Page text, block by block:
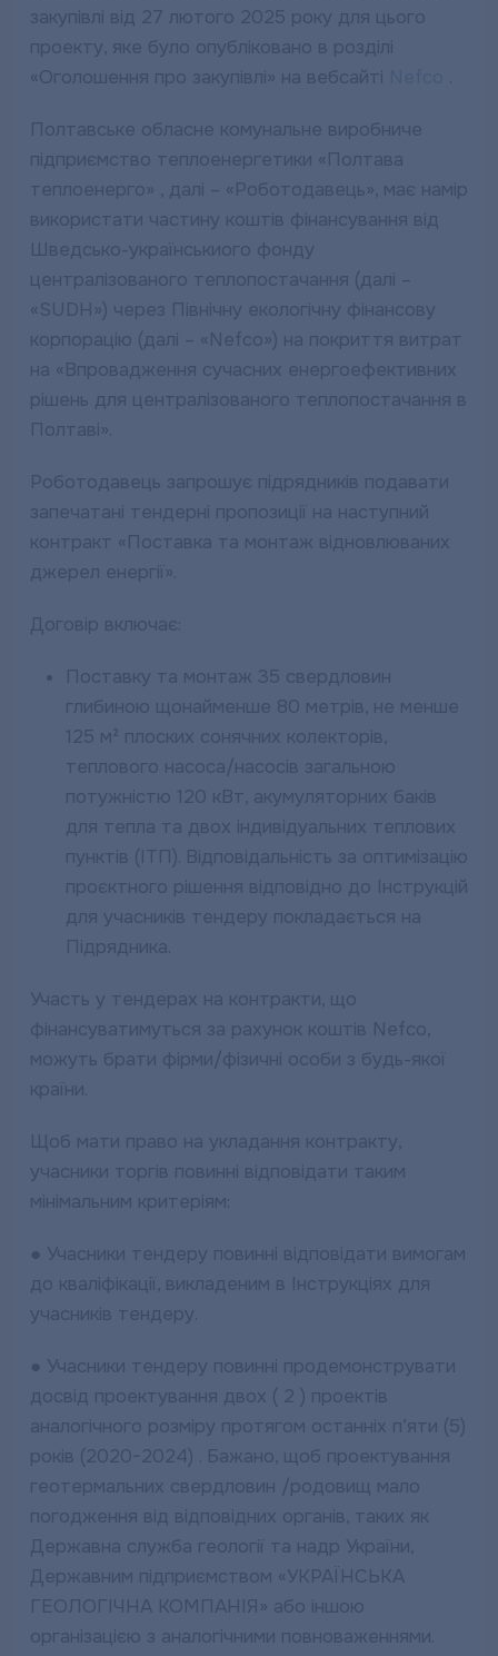
закупівлі від 27 лютого 2025 року для цього
проекту, яке було опубліковано в розділі
«Оголошення про закупівлі» на вебсайті
Полтавське обласне комунальне виробниче
підприємство теплоенергетики «Полтава
теплоенерго» , далі – «Роботодавець», має намір
використати частину коштів фінансування від
Шведсько-українськиого фонду
централізованого теплопостачання (далі –
«SUDH») через Північну екологічну фінансову
корпорацію (далі – «Nefco») на покриття витрат
на «Впровадження сучасних енергоефективних
рішень для централізованого теплопостачання в
Полтаві».
Роботодавець запрошує підрядників подавати
запечатані тендерні пропозиції на наступний
контракт «Поставка та монтаж відновлюваних
джерел енергії».
Договір включає:
Поставку та монтаж 35 свердловин
глибиною щонайменше 80 метрів, не менше
125 м² плоских сонячних колекторів,
теплового насоса/насосів загальною
потужністю 120 кВт, акумуляторних баків
для тепла та двох індивідуальних теплових
пунктів (ІТП). Відповідальність за оптимізацію
проєктного рішення відповідно до Інструкцій
для учасників тендеру покладається на
Підрядника.
Участь у тендерах на контракти, що
фінансуватимуться за рахунок коштів Nefco,
можуть брати фірми/фізичні особи з будь-якої
країни.
Щоб мати право на укладання контракту,
учасники торгів повинні відповідати таким
мінімальним критеріям:
● Учасники тендеру повинні відповідати вимогам
до кваліфікації, викладеним в Інструкціях для
учасників тендеру.
● Учасники тендеру повинні продемонструвати
досвід проектування двох ( 2 ) проектів
аналогічного розміру протягом останніх п’яти (5)
років (2020-2024) . Бажано, щоб проектування
геотермальних свердловин /родовищ мало
погодження від відповідних органів, таких як
Державна служба геології та надр України,
Державним підприємством «УКРАЇНСЬКА
ГЕОЛОГІЧНА КОМПАНІЯ» або іншою
організацією з аналогічними повноваженнями.